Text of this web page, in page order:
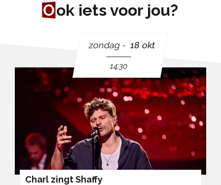
Ook iets voor jou?
zondag 18 okt
14:30
Charl zingt Shaffy